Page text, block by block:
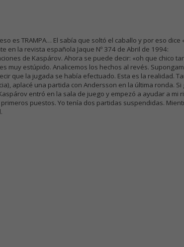
es TRAMPA… El sabía que soltó el caballo y por eso
en la revista española Jaque Nº 374 de Abril de 1994:
de Kaspárov. Ahora se puede decir: «oh que chico
muy estúpido. Analicemos los hechos al revés.
que la jugada se había efectuado. Esta es la realidad.
aplacé una partida con Andersson en la última ronda.
entró en la sala de juego y empezó a ayudar a mi
puestos. Yo tenía dos partidas suspendidas.